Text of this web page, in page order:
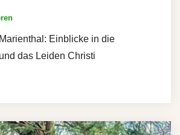
Einblicke in die
das Leiden Christi